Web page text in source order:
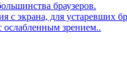
браузеров.
с экрана, для устаревших
ослабленным зрением..